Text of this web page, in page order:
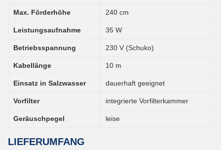
Max. Förderhöhe 240 cm
Leistungsaufnahme 35 W
Betriebsspannung 230 V (Schuko)
Kabellänge 10 m
Einsatz in Salzwasser dauerhaft geeignet
Vorfilter integrierte Vorfilterkammer
Geräuschpegel leise
LIEFERUMFANG